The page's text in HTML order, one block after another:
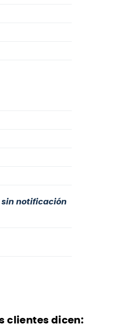
notificación
clientes dicen: